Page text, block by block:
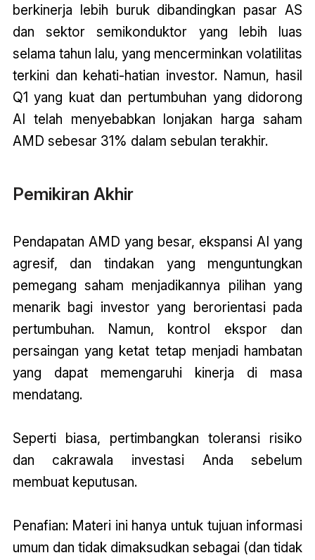
berkinerja lebih buruk dibandingkan pasar AS
dan sektor semikonduktor yang lebih luas
selama tahun lalu, yang mencerminkan volatilitas
terkini dan kehati-hatian investor. Namun, hasil
Q1 yang kuat dan pertumbuhan yang didorong
AI telah menyebabkan lonjakan harga saham
AMD sebesar 31% dalam sebulan terakhir.
Pemikiran Akhir
Pendapatan AMD yang besar, ekspansi AI yang
agresif, dan tindakan yang menguntungkan
pemegang saham menjadikannya pilihan yang
menarik bagi investor yang berorientasi pada
pertumbuhan. Namun, kontrol ekspor dan
persaingan yang ketat tetap menjadi hambatan
yang dapat memengaruhi kinerja di masa
mendatang.
Seperti biasa, pertimbangkan toleransi risiko
dan cakrawala investasi Anda sebelum
membuat keputusan.
Penafian: Materi ini hanya untuk tujuan informasi
umum dan tidak dimaksudkan sebagai (dan tidak